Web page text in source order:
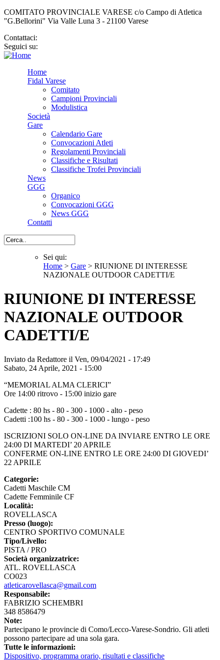
COMITATO PROVINCIALE VARESE c/o Campo di Atletica
"G.Bellorini" Via Valle Luna 3 - 21100 Varese
Contattaci:
Seguici su:
Home
Fidal Varese
Comitato
Campioni Provinciali
Modulistica
Società
Gare
Calendario Gare
Convocazioni Atleti
Regolamenti Provinciali
Classifiche e Risultati
Classifiche Trofei Provinciali
News
GGG
Organico
Convocazioni GGG
News GGG
Contatti
Cerca
Sei qui
Sei qui:
Home > Gare > RIUNIONE DI INTERESSE
NAZIONALE OUTDOOR CADETTI/E
RIUNIONE DI INTERESSE
NAZIONALE OUTDOOR
CADETTI/E
Inviato da Redattore il Ven, 09/04/2021 - 17:49
Sabato, 24 Aprile, 2021 - 15:00
“MEMORIAL ALMA CLERICI”
Ore 14:00 ritrovo - 15:00 inizio gare
Cadette : 80 hs - 80 - 300 - 1000 - alto - peso
Cadetti :100 hs - 80 - 300 - 1000 - lungo - peso
ISCRIZIONI SOLO ON-LINE DA INVIARE ENTRO LE ORE
24:00 DI MARTEDI’ 20 APRILE
CONFERME ON-LINE ENTRO LE ORE 24:00 DI GIOVEDI’
22 APRILE
Categorie:
Cadetti Maschile CM
Cadette Femminile CF
Località:
ROVELLASCA
Presso (luogo):
CENTRO SPORTIVO COMUNALE
Tipo/Livello:
PISTA / PRO
Società organizzatrice:
ATL. ROVELLASCA
CO023
atleticarovellasca@gmail.com
Responsabile:
FABRIZIO SCHEMBRI
348 8586479
Note:
Partecipano le provincie di Como/Lecco-Varese-Sondrio. Gli atleti
possono partecipare ad una sola gara.
Tutte le informazioni:
Dispositivo, programma orario, risultati e classifiche